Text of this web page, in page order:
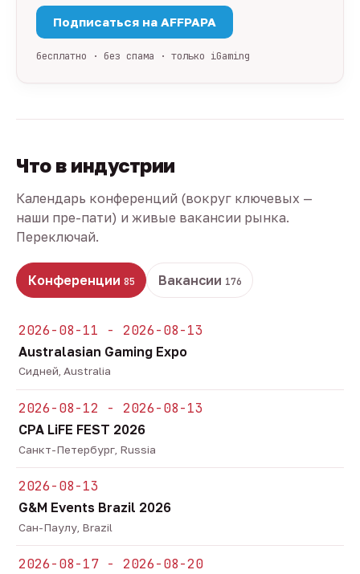
Подписаться на AFFPAPA
бесплатно · без спама · только iGaming
Что в индустрии
Календарь конференций (вокруг ключевых —
наши пре-пати) и живые вакансии рынка.
Переключай.
Конференции 85 Вакансии 176
2026-08-11 - 2026-08-13
Australasian Gaming Expo
Сидней, Australia
2026-08-12 - 2026-08-13
CPA LiFE FEST 2026
Санкт-Петербург, Russia
2026-08-13
G&M Events Brazil 2026
Сан-Паулу, Brazil
2026-08-17 - 2026-08-20